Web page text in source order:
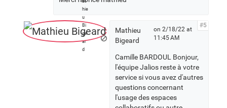
Mathieu
Bigeard
on 2/18/22 at
11:45 AM
#5
Camille BARDOUL Bonjour,
l'équipe Jalios reste à votre
service si vous avez d'autres
questions concernant
l'usage des espaces